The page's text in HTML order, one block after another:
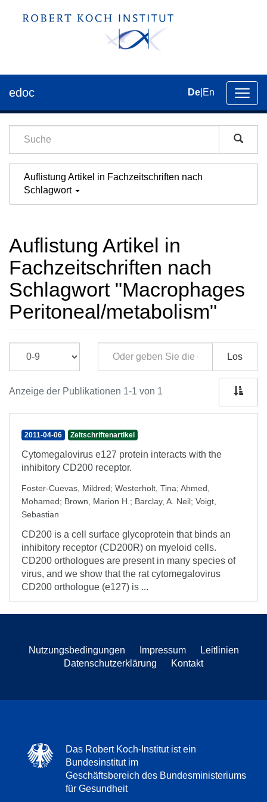
der
edoc De En
Auflistung Artikel in Fachzeitschriften nach
Schlagwort
Auflistung Artikel in
Fachzeitschriften nach
Schlagwort "Macrophages
Peritoneal/metabolism"
Los
Anzeige der Publikationen 1-1 von 1
2011-04-06 Zeitschriftenartikel
Cytomegalovirus e127 protein interacts with the
inhibitory CD200 receptor.
Foster-Cuevas, Mildred; Westerholt, Tina; Ahmed,
Mohamed; Brown, Marion H. ; Barclay, A. Neil; Voigt,
Sebastian
CD200 is a cell surface glycoprotein that binds an
inhibitory receptor (CD200R) on myeloid cells.
CD200 orthologues are present in many species of
virus, and we show that the rat cytomegalovirus
CD200 orthologue (e127) is ...
Nutzungsbedingungen Impressum
Leitlinien
Datenschutzerklärung
Kontakt
Das Robert Koch-Institut ist ein
Bundesinstitut im
Geschäftsbereich des Bundesministeriums
für Gesundheit